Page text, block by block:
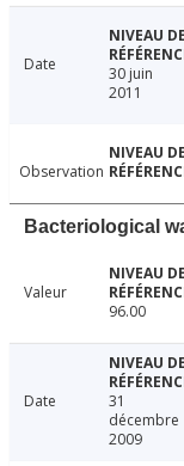
Date
30 juin
2011
Observation
Bacteriological
Valeur
96.00
Date
31
décembre
2009